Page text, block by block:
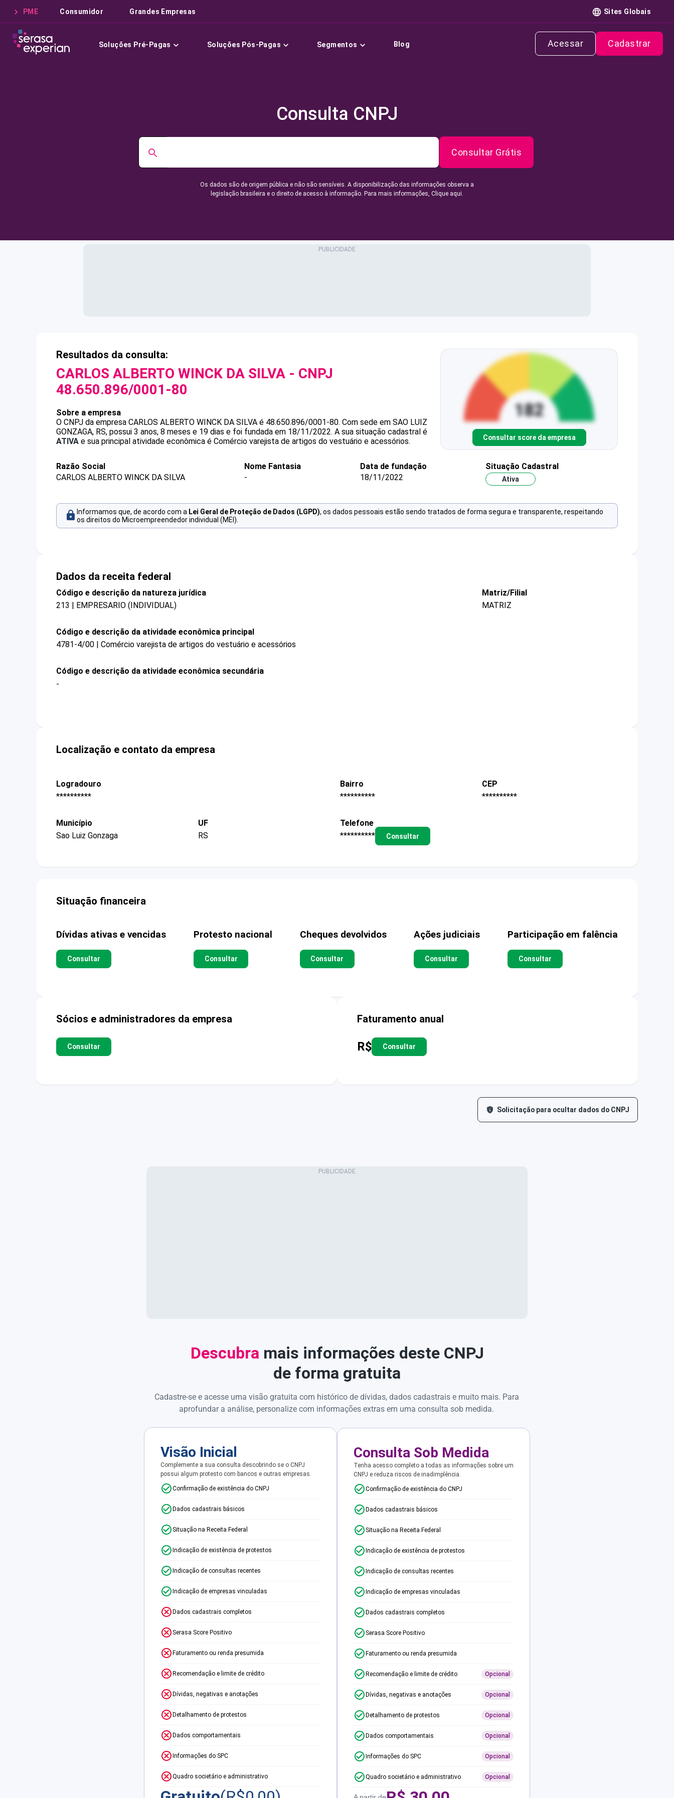
PME Consumidor Grandes Empresas Sites Globais
Soluções Pré-Pagas Soluções Pós-Pagas Segmentos Blog Acessar Cadastrar
Consulta CNPJ
Consultar Grátis
Os dados são de origem pública e não são sensíveis. A disponibilização das informações observa a
legislação brasileira e o direito de acesso à informação. Para mais informações, Clique aqui.
Resultados da consulta:
CARLOS ALBERTO WINCK DA SILVA - CNPJ
48.650.896/0001-80
Sobre a empresa
O CNPJ da empresa CARLOS ALBERTO WINCK DA SILVA é 48.650.896/0001-80. Com sede em SAO LUIZ
GONZAGA, RS, possui 3 anos, 8 meses e 19 dias e foi fundada em 18/11/2022. A sua situação cadastral é
ATIVA e sua principal atividade econômica é Comércio varejista de artigos do vestuário e acessórios. Consultar score da empresa
Razão Social
CARLOS ALBERTO WINCK DA SILVA
Nome Fantasia
-
Data de fundação
18/11/2022
Situação Cadastral
Ativa
Informamos que, de acordo com a Lei Geral de Proteção de Dados (LGPD), os dados pessoais estão sendo tratados de forma segura e transparente, respeitando
os direitos do Microempreendedor individual (MEI).
Dados da receita federal
Código e descrição da natureza jurídica
213 | EMPRESARIO (INDIVIDUAL)
Matriz/Filial
MATRIZ
Código e descrição da atividade econômica principal
4781-4/00 | Comércio varejista de artigos do vestuário e acessórios
Código e descrição da atividade econômica secundária
-
Localização e contato da empresa
Logradouro
**********
Bairro
**********
CEP
**********
Município
Sao Luiz Gonzaga
UF
RS
Telefone
**********
Consultar
Situação financeira
Dívidas ativas e vencidas
Consultar
Protesto nacional
Consultar
Cheques devolvidos
Consultar
Ações judiciais
Consultar
Participação em falência
Consultar
Sócios e administradores da empresa
Consultar
Faturamento anual
R$ Consultar
Solicitação para ocultar dados do CNPJ
Descubra mais informações deste CNPJ
de forma gratuita
Cadastre-se e acesse uma visão gratuita com histórico de dívidas, dados cadastrais e muito mais. Para
aprofundar a análise, personalize com informações extras em uma consulta sob medida.
Visão Inicial
Complemente a sua consulta descobrindo se o CNPJ
possui algum protesto com bancos e outras empresas.
Confirmação de existência do CNPJ
Dados cadastrais básicos
Situação na Receita Federal
Indicação de existência de protestos
Indicação de consultas recentes
Indicação de empresas vinculadas
Dados cadastrais completos
Serasa Score Positivo
Faturamento ou renda presumida
Recomendação e limite de crédito
Dívidas, negativas e anotações
Detalhamento de protestos
Dados comportamentais
Informações do SPC
Quadro societário e administrativo
Consulta Sob Medida
Tenha acesso completo a todas as informações sobre um
CNPJ e reduza riscos de inadimplência.
Confirmação de existência do CNPJ
Dados cadastrais básicos
Situação na Receita Federal
Indicação de existência de protestos
Indicação de consultas recentes
Indicação de empresas vinculadas
Dados cadastrais completos
Serasa Score Positivo
Faturamento ou renda presumida
Recomendação e limite de crédito Opcional
Dívidas, negativas e anotações Opcional
Detalhamento de protestos Opcional
Dados comportamentais Opcional
Informações do SPC Opcional
Quadro societário e administrativo Opcional